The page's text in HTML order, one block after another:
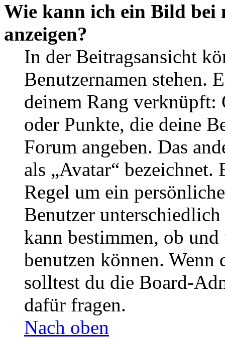
Wie kann ich ein Bild bei
anzeigen?
In der Beitragsansicht
Benutzernamen stehen.
deinem Rang verknüpft:
oder Punkte, die deine
Forum angeben. Das
als „Avatar“
Regel um ein
Benutzer
kann bestimmen, ob
benutzen können. Wenn
solltest du die Board-
dafür fragen.
Nach oben